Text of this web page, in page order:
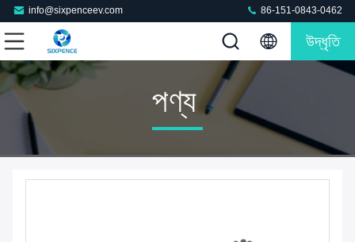
info@sixpenceev.com 86-151-0843-0462
উদ্ধৃতি
পণ্য